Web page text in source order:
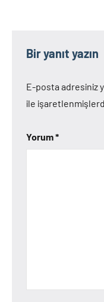
Bir yanıt yazın
E-posta adresiniz
ile
Yorum*